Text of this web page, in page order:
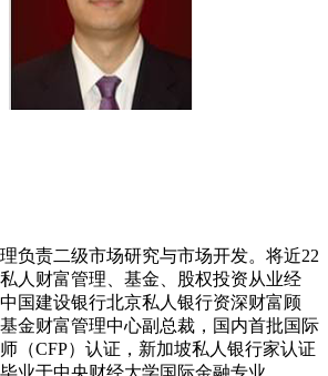
负责二级市场研究与市场开发。将近22
人财富管理、基金、股权投资从业经
国建设银行北京私人银行资深财富顾
金财富管理中心副总裁，国内首批国际
（CFP）认证，新加坡私人银行家认证
业于中央财经大学国际金融专业